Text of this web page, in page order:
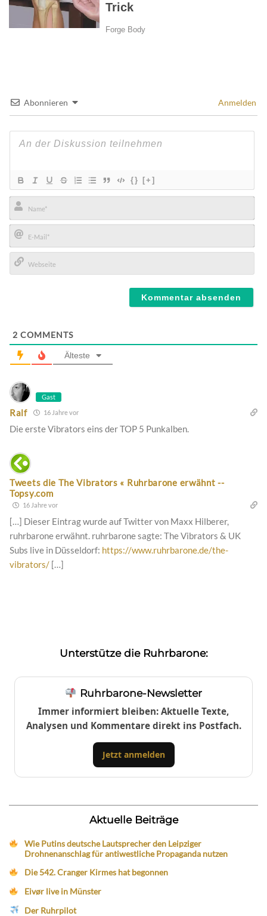
Abonnieren Anmelden
{} [+]
Name*
E-
Mail*
2 COMMENTS
Älteste
Gast
Ralf 16 Jahre vor
Die erste Vibrators eins der TOP 5 Punkalben.
Tweets die The Vibrators « Ruhrbarone erwähnt --
Topsy.com
16 Jahre vor
[…] Dieser Eintrag wurde auf Twitter von Maxx Hilberer,
ruhrbarone erwähnt. ruhrbarone sagte: The Vibrators & UK
Subs live in Düsseldorf: https://www.ruhrbarone.de/the-
vibrators/ […]
Unterstütze die Ruhrbarone:
Ruhrbarone-Newsletter
Immer informiert bleiben: Aktuelle Texte,
Analysen und Kommentare direkt ins Postfach.
Jetzt anmelden
Aktuelle Beiträge
Wie Putins deutsche Lautsprecher den Leipziger
Drohnenanschlag für antiwestliche Propaganda nutzen
Die 542. Cranger Kirmes hat begonnen
Eivør live in Münster
Der Ruhrpilot